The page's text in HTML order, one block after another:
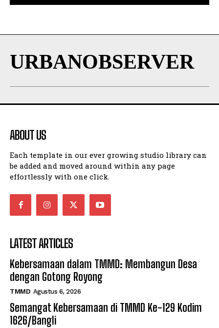
URBANOBSERVER
ABOUT US
Each template in our ever growing studio library can
be added and moved around within any page
effortlessly with one click.
LATEST ARTICLES
Kebersamaan dalam TMMD: Membangun Desa
dengan Gotong Royong
TMMD Agustus 6, 2026
Semangat Kebersamaan di TMMD Ke-129 Kodim
1626/Bangli